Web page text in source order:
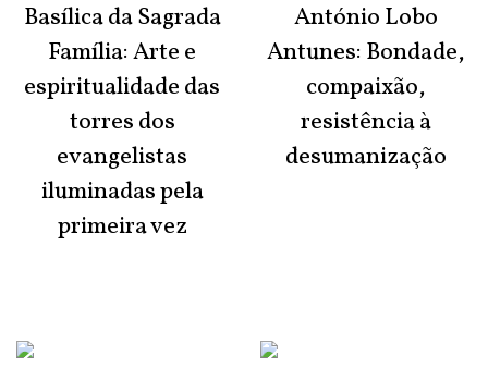
Basílica da Sagrada
Família: Arte e
espiritualidade das
torres dos
evangelistas
iluminadas pela
primeira vez
António Lobo
Antunes: Bondade,
compaixão,
resistência à
desumanização